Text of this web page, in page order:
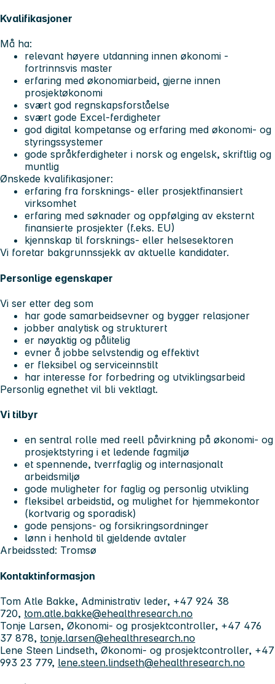
Kvalifikasjoner
Må ha:
relevant høyere utdanning innen økonomi -
fortrinnsvis master
erfaring med økonomiarbeid, gjerne innen
prosjektøkonomi
svært god regnskapsforståelse
svært gode Excel-ferdigheter
god digital kompetanse og erfaring med økonomi- og
styringssystemer
gode språkferdigheter i norsk og engelsk, skriftlig og
muntlig
Ønskede kvalifikasjoner:
erfaring fra forsknings- eller prosjektfinansiert
virksomhet
erfaring med søknader og oppfølging av eksternt
finansierte prosjekter (f.eks. EU)
kjennskap til forsknings- eller helsesektoren
Vi foretar bakgrunnssjekk av aktuelle kandidater.
Personlige egenskaper
Vi ser etter deg som
har gode samarbeidsevner og bygger relasjoner
jobber analytisk og strukturert
er nøyaktig og pålitelig
evner å jobbe selvstendig og effektivt
er fleksibel og serviceinnstilt
har interesse for forbedring og utviklingsarbeid
Personlig egnethet vil bli vektlagt.
Vi tilbyr
en sentral rolle med reell påvirkning på økonomi- og
prosjektstyring i et ledende fagmiljø
et spennende, tverrfaglig og internasjonalt
arbeidsmiljø
gode muligheter for faglig og personlig utvikling
fleksibel arbeidstid, og mulighet for hjemmekontor
(kortvarig og sporadisk)
gode pensjons- og forsikringsordninger
lønn i henhold til gjeldende avtaler
Arbeidssted: Tromsø
Kontaktinformasjon
Tom Atle Bakke, Administrativ leder, +47 924 38
720, tom.atle.bakke@ehealthresearch.no
Tonje Larsen, Økonomi- og prosjektcontroller, +47 476
37 878, tonje.larsen@ehealthresearch.no
Lene Steen Lindseth, Økonomi- og prosjektcontroller, +47
993 23 779, lene.steen.lindseth@ehealthresearch.no